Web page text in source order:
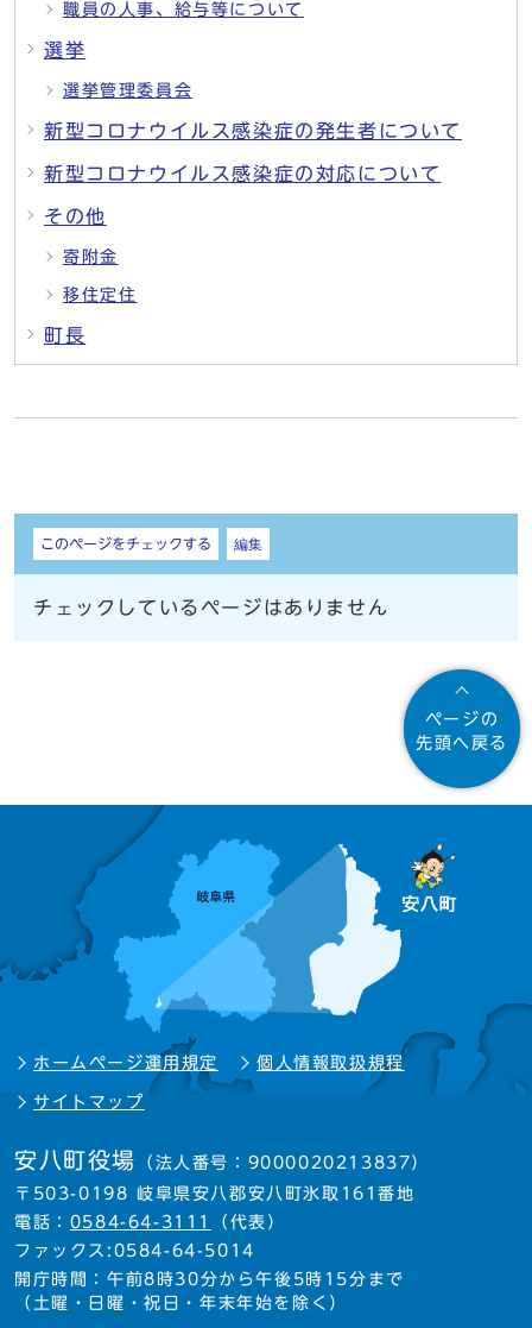
職員の人事、給与等について
選挙
選挙管理委員会
新型コロナウイルス感染症の発生者について
新型コロナウイルス感染症の対応について
その他
寄附金
移住定住
町長
しおり
このページをチェックする 編集
チェックしているページはありません
ページの
先頭へ戻る
ホームページ運用規定 個人情報取扱規程
サイトマップ
安八町役場 （法人番号：9000020213837）
〒503-0198 岐阜県安八郡安八町氷取161番地
電話： 0584-64-3111
（代表）
ファックス:0584-64-5014
開庁時間：午前8時30分から午後5時15分まで
（土曜・日曜・祝日・年末年始を除く）